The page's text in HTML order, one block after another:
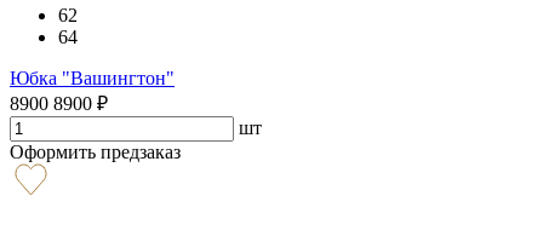
62
64
Юбка "Вашингтон"
8900 8900 ₽
шт
Оформить предзаказ